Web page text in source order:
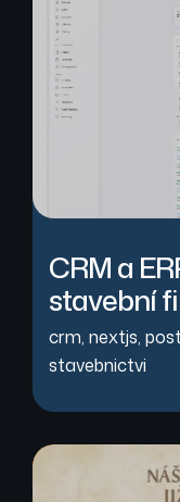
CRM a
stavební
crm, nextjs,
stavebnictvi